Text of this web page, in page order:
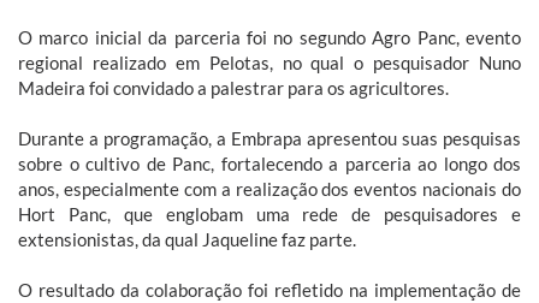
O marco inicial da parceria foi no segundo Agro Panc, evento
regional realizado em Pelotas, no qual o pesquisador Nuno
Madeira foi convidado a palestrar para os agricultores.
Durante a programação, a Embrapa apresentou suas pesquisas
sobre o cultivo de Panc, fortalecendo a parceria ao longo dos
anos, especialmente com a realização dos eventos nacionais do
Hort Panc, que englobam uma rede de pesquisadores e
extensionistas, da qual Jaqueline faz parte.
O resultado da colaboração foi refletido na implementação de